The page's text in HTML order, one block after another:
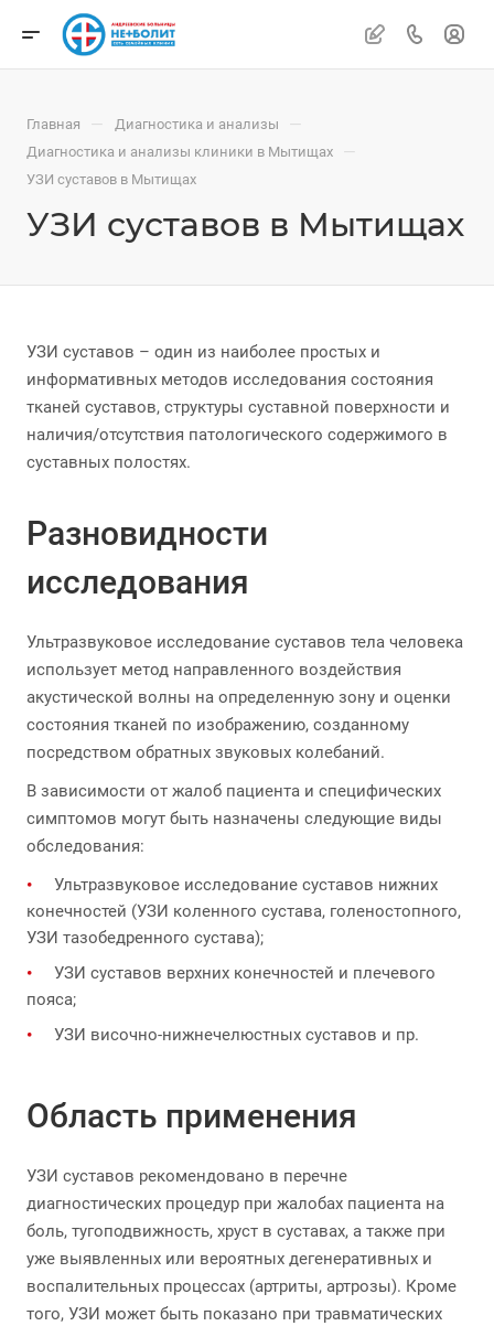
Главная — Диагностика и анализы —
Диагностика и анализы клиники в Мытищах —
УЗИ суставов в Мытищах
УЗИ суставов в Мытищах
УЗИ суставов – один из наиболее простых и
информативных методов исследования состояния
тканей суставов, структуры суставной поверхности и
наличия/отсутствия патологического содержимого в
суставных полостях.
Разновидности
исследования
Ультразвуковое исследование суставов тела человека
использует метод направленного воздействия
акустической волны на определенную зону и оценки
состояния тканей по изображению, созданному
посредством обратных звуковых колебаний.
В зависимости от жалоб пациента и специфических
симптомов могут быть назначены следующие виды
обследования:
Ультразвуковое исследование суставов нижних
конечностей (УЗИ коленного сустава, голеностопного,
УЗИ тазобедренного сустава);
УЗИ суставов верхних конечностей и плечевого
пояса;
УЗИ височно-нижнечелюстных суставов и пр.
Область применения
УЗИ суставов рекомендовано в перечне
диагностических процедур при жалобах пациента на
боль, тугоподвижность, хруст в суставах, а также при
уже выявленных или вероятных дегенеративных и
воспалительных процессах (артриты, артрозы). Кроме
того, УЗИ может быть показано при травматических